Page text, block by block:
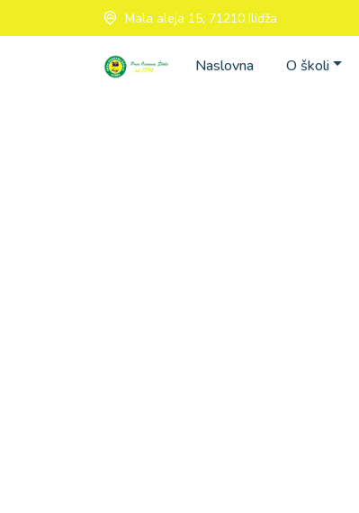
Mala aleja 15, 71210 Ilidža
Naslovna O školi